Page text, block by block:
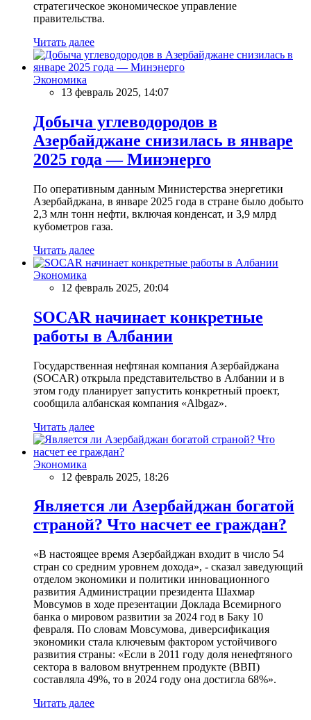
стратегическое экономическое управление
правительства.
Читать далее
Экономика
13 февраль 2025, 14:07
Добыча углеводородов в
Азербайджане снизилась в январе
2025 года — Минэнерго
По оперативным данным Министерства энергетики
Азербайджана, в январе 2025 года в стране было добыто
2,3 млн тонн нефти, включая конденсат, и 3,9 млрд
кубометров газа.
Читать далее
Экономика
12 февраль 2025, 20:04
SOCAR начинает конкретные
работы в Албании
Государственная нефтяная компания Азербайджана
(SOCAR) открыла представительство в Албании и в
этом году планирует запустить конкретный проект,
сообщила албанская компания «Albgaz».
Читать далее
Экономика
12 февраль 2025, 18:26
Является ли Азербайджан богатой
страной? Что насчет ее граждан?
«В настоящее время Азербайджан входит в число 54
стран со средним уровнем дохода», - сказал заведующий
отделом экономики и политики инновационного
развития Администрации президента Шахмар
Мовсумов в ходе презентации Доклада Всемирного
банка о мировом развитии за 2024 год в Баку 10
февраля. По словам Мовсумова, диверсификация
экономики стала ключевым фактором устойчивого
развития страны: «Если в 2011 году доля ненефтяного
сектора в валовом внутреннем продукте (ВВП)
составляла 49%, то в 2024 году она достигла 68%».
Читать далее